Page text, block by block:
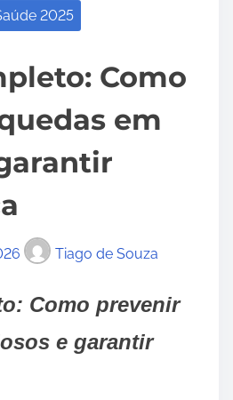
2025
Como
em
Tiago de Souza
Como prevenir
e garantir